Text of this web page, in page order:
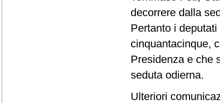
decorrere dalla
Pertanto i
cinquantacinque,
Presidenza e che
seduta odierna.
Ulteriori